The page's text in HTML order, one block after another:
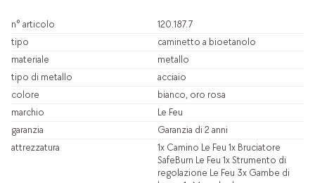
n° articolo
120.187.7
tipo
caminetto a bioetanolo
materiale
metallo
tipo di metallo
acciaio
colore
bianco, oro rosa
marchio
Le Feu
garanzia
Garanzia di 2 anni
attrezzatura
1x Camino Le Feu 1x Bruciatore
SafeBurn Le Feu 1x Strumento di
regolazione Le Feu 3x Gambe di